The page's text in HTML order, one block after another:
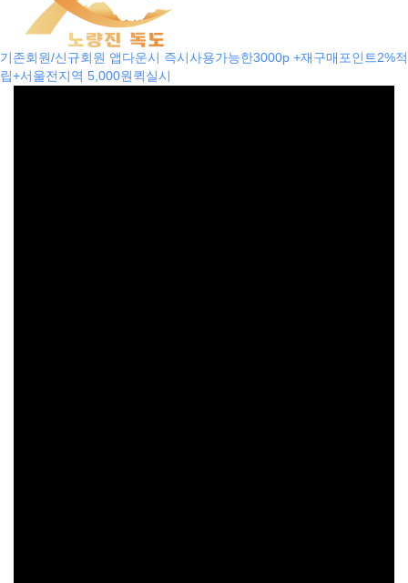
기존회원/신규회원 앱다운시 즉시사용가능한3000p +재구매포인트2%적
립+서울전지역 5,000원퀵실시